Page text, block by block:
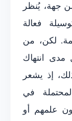
جهة، يُنظر
فعالة
لكن، من
مدى انتهاك
إذ يشعر
في
علمهم أو